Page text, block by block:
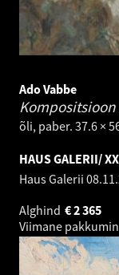
Ado Vabbe
õli, paber. 37.6 ×
HAUS GALERII/
Haus Galerii
Alghind
2 365
€
Viimane